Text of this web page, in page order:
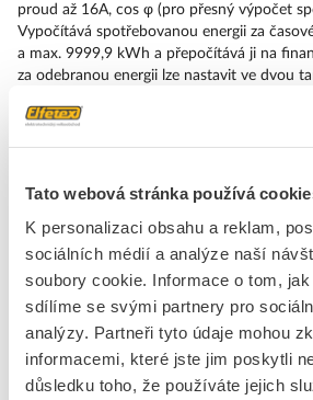
Tato webová stránka používá
K personalizaci obsahu a reklam,
sociálních médií a analýze naší
soubory cookie. Informace o tom,
sdílíme se svými partnery pro
analýzy. Partneři tyto údaje mohou
informacemi, které jste jim poskytli
důsledku toho, že používáte jejich
proud až 16A, cos φ (pro přesný výpočet
Vypočítává spotřebovanou energii za
a max. 9999,9 kWh a přepočítává ji na
za odebranou energii lze nastavit ve dvou
Zálohovací baterie (vyměnitelné) umožní
zobrazuje aktuální čas, napětí a
zaznamenává maximální příkon a
lze nastavit 2 tarify (dvě různé ceny
Přesnost měřícího přístroje je uvedena v
ověřena a garantována, jako je tomu např.
považujte naměřené hodnoty pouze za